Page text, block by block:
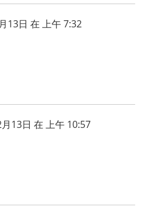
13日 在 上午 7:32
13日 在 上午 10:57